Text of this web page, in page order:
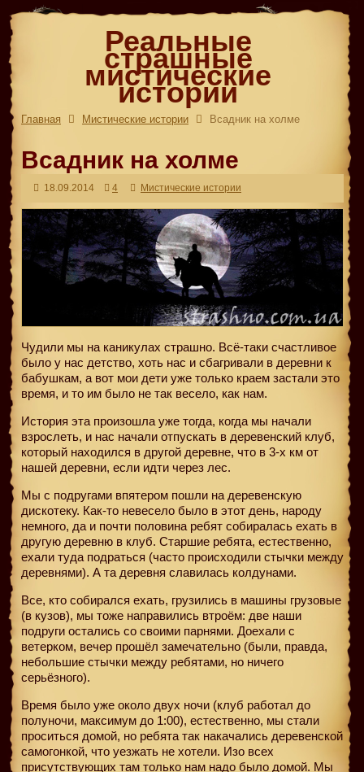
Реальные
страшные
мистические
истории
Главная Мистические истории Всадник на холме
Всадник на холме
18.09.2014 4 Мистические истории
Чудили мы на каникулах страшно. Всё-таки счастливое
было у нас детство, хоть нас и сбагривали в деревни к
бабушкам, а вот мои дети уже только краем застали это
время, и то им было не так весело, как нам.
История эта произошла уже тогда, когда мы начали
взрослеть, и нас начали отпускать в деревенский клуб,
который находился в другой деревне, что в 3-х км от
нашей деревни, если идти через лес.
Мы с подругами впятером пошли на деревенскую
дискотеку. Как-то невесело было в этот день, народу
немного, да и почти половина ребят собиралась ехать в
другую деревню в клуб. Старшие ребята, естественно,
ехали туда подраться (часто происходили стычки между
деревнями). А та деревня славилась колдунами.
Все, кто собирался ехать, грузились в машины грузовые
(в кузов), мы тоже направились втроём: две наши
подруги остались со своими парнями. Доехали с
ветерком, вечер прошёл замечательно (были, правда,
небольшие стычки между ребятами, но ничего
серьёзного).
Время было уже около двух ночи (клуб работал до
полуночи, максимум до 1:00), естественно, мы стали
проситься домой, но ребята так накачались деревенской
самогонкой, что уезжать не хотели. Изо всех
присутствующих там только нам надо было домой. Мы